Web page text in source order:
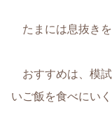
たまには息抜きを
おすすめは、模
いご飯を食べにいく